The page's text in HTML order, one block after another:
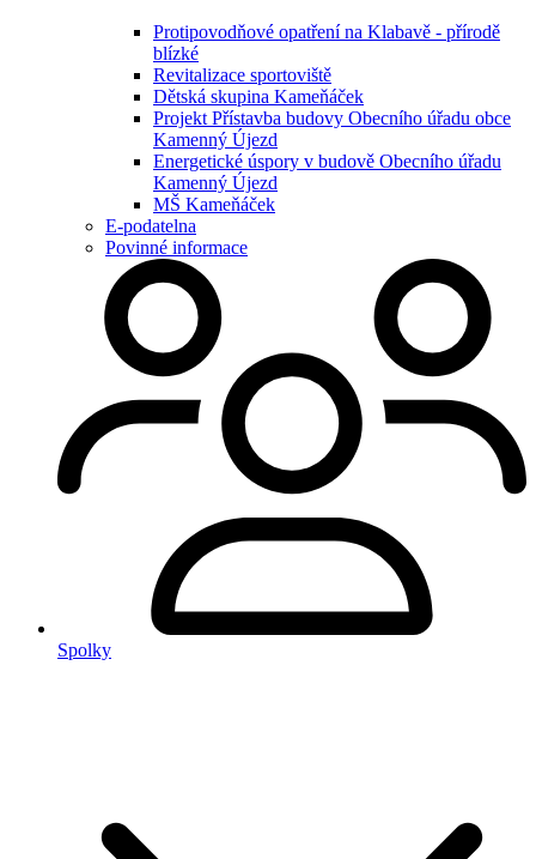
Protipovodňové opatření na Klabavě - přírodě
blízké
Revitalizace sportoviště
Dětská skupina Kameňáček
Projekt Přístavba budovy Obecního úřadu obce
Kamenný Újezd
Energetické úspory v budově Obecního úřadu
Kamenný Újezd
MŠ Kameňáček
E-podatelna
Povinné informace
Spolky